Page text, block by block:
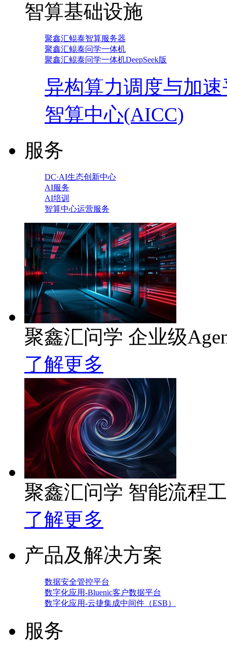
智算基础设施
聚鑫汇鲲泰智算服务器
聚鑫汇鲲泰问学一体机
聚鑫汇鲲泰问学一体机DeepSeek版
异构算力调度与加
智算中心(AICC)
服务
DC·AI生态创新中心
AI服务
AI培训
智算中心运营服务
聚鑫汇问学 企业级
了解更多
聚鑫汇问学 智能流程
了解更多
产品及解决方案
数据安全管控平台
数字化应用-Bluenic客户数据平台
数字化应用-云捷集成中间件（ESB）
服务